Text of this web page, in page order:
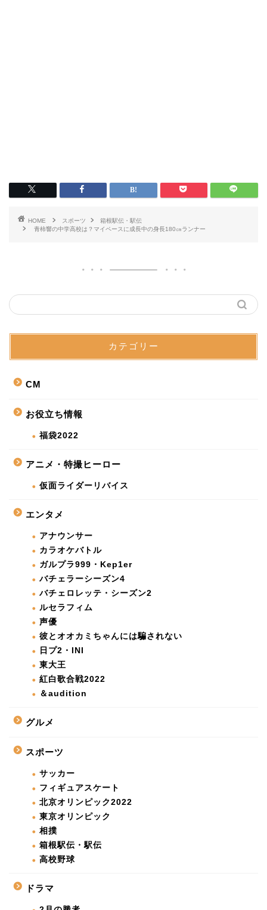
HOME スポーツ
箱根駅伝・駅伝
青柿響の中学高校は？マイペースに成長中の身長180㎝ランナー
カテゴリー
CM
お役立ち情報
福袋2022
アニメ・特撮ヒーロー
仮面ライダーリバイス
エンタメ
アナウンサー
カラオケバトル
ガルプラ999・Kep1er
バチェラーシーズン4
バチェロレッテ・シーズン2
ルセラフィム
声優
彼とオオカミちゃんには騙されない
日プ2・INI
東大王
紅白歌合戦2022
＆audition
グルメ
スポーツ
サッカー
フィギュアスケート
北京オリンピック2022
東京オリンピック
相撲
箱根駅伝・駅伝
高校野球
ドラマ